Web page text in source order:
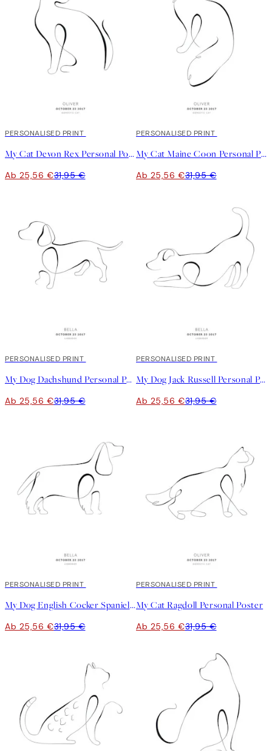
20%*
PERSONALISED PRINT
My Cat Devon Rex Personal Poster
Ab 25,56 €31,95 €
20%*
PERSONALISED PRINT
My Cat Maine Coon Personal Poster
Ab 25,56 €31,95 €
20%*
PERSONALISED PRINT
My Dog Dachshund Personal Poster
Ab 25,56 €31,95 €
20%*
PERSONALISED PRINT
My Dog Jack Russell Personal Poster
Ab 25,56 €31,95 €
20%*
PERSONALISED PRINT
My Dog English Cocker Spaniel Personal Poster
Ab 25,56 €31,95 €
20%*
PERSONALISED PRINT
My Cat Ragdoll Personal Poster
Ab 25,56 €31,95 €